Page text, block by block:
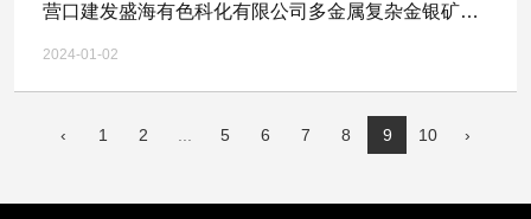
营口建发盛海有色科化有限公司多金属复杂金银矿综
合回收技术升级搬迁扩建项目（一期）全过程造价咨
询服务中标结果公示
2024-01-02
‹ 1 2 5 6 7 8 9 10 ›